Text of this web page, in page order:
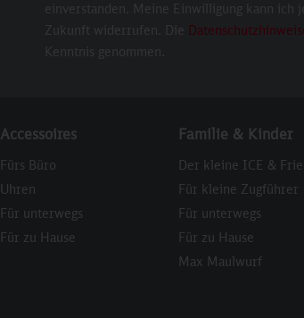
einverstanden. Meine Einwilligung kann ich
Zukunft widerrufen. Die
Kenntnis genommen.
Accessoires
Fürs Büro
Uhren
Für unterwegs
Für zu Hause
Familie & Kinder
Der kleine ICE &
Für kleine Zugführer
Für unterwegs
Für zu Hause
Max Maulwurf